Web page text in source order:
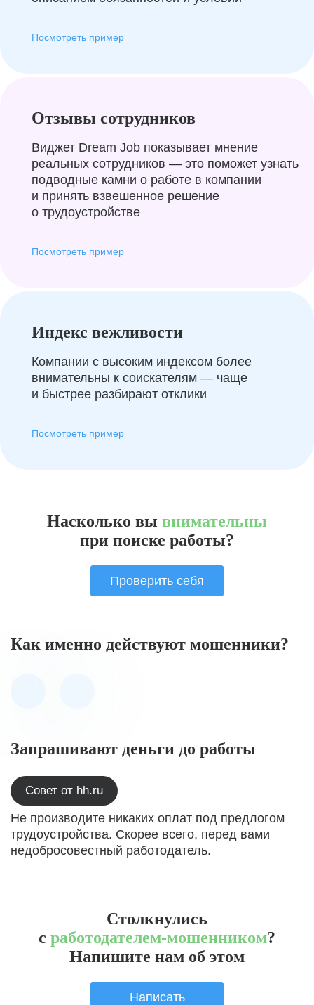
Посмотреть пример
Отзывы сотрудников
Виджет Dream Job показывает мнение
реальных сотрудников — это поможет узнать
подводные камни о работе в компании
и принять взвешенное решение
о трудоустройстве
Посмотреть пример
Индекс вежливости
Компании с высоким индексом более
внимательны к соискателям — чаще
и быстрее разбирают отклики
Посмотреть пример
Насколько вы внимательны
при поиске работы?
Проверить себя
Как именно действуют мошенники?
Запрашивают деньги до работы
Совет от hh.ru
Не производите никаких оплат под предлогом
трудоустройства. Скорее всего, перед вами
недобросовестный работодатель.
Столкнулись
с работодателем-мошенником?
Напишите нам об этом
Написать